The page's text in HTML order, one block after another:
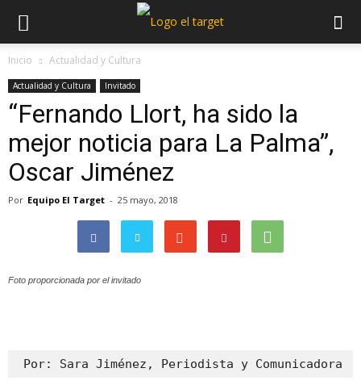
Inicio Actualidad y Cultura
Actualidad y Cultura Invitado
“Fernando Llort, ha sido la
mejor noticia para La Palma”,
Oscar Jiménez
Por Equipo El Target - 25 mayo, 2018
Foto proporcionada por el invitado
Por: Sara Jiménez, Periodista y Comunicadora